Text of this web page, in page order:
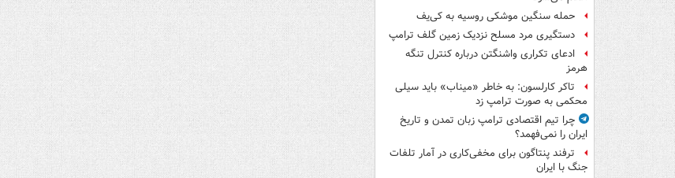
حمله سنگین موشکی روسیه به کی‌یف
دستگیری مرد مسلح نزدیک زمین گلف ترامپ
ادعای تکراری واشنگتن درباره کنترل تنگه
هرمز
تاکر کارلسون: به خاطر «میناب» باید سیلی
محکمی به صورت ترامپ زد
چرا تیم اقتصادی ترامپ زبان تمدن و تاریخ
ایران را نمی‌فهمد؟
ترفند پنتاگون برای مخفی‌کاری در آمار تلفات
جنگ با ایران